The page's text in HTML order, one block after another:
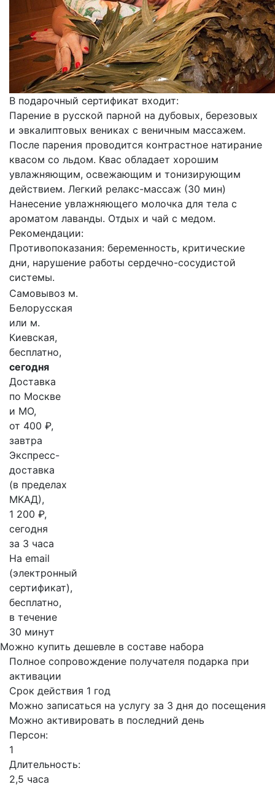
В подарочный сертификат входит:
Парение в русской парной на дубовых, березовых
и эвкалиптовых вениках с веничным массажем.
После парения проводится контрастное натирание
квасом со льдом. Квас обладает хорошим
увлажняющим, освежающим и тонизирующим
действием. Легкий релакс-массаж (30 мин)
Нанесение увлажняющего молочка для тела с
ароматом лаванды. Отдых и чай с медом.
Рекомендации:
Противопоказания: беременность, критические
дни, нарушение работы сердечно-сосудистой
системы.
Самовывоз м.
Белорусская
или м.
Киевская,
бесплатно,
сегодня
Доставка
по Москве
и МО,
от 400 ₽,
завтра
Экспресс-
доставка
(в пределах
МКАД),
1 200 ₽,
сегодня
за 3 часа
На email
(электронный
сертификат),
бесплатно,
в течение
30 минут
Можно купить дешевле в составе набора
Полное сопровождение получателя подарка при
активации
Срок действия 1 год
Можно записаться на услугу за 3 дня до посещения
Можно активировать в последний день
Персон:
1
Длительность:
2,5 часа